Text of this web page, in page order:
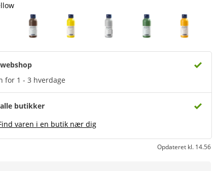
for 1 - 3 hverdage
butikker
varen i en butik nær dig
Opdateret kl. 14.56